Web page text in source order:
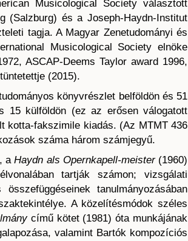
Musicological Society választott
(Salzburg) és a Joseph-Haydn-Institut
tagja. A Magyar Zenetudományi és
Musicological Society elnöke
ASCAP-Deems Taylor award 1996,
(2015).
könyvrészlet belföldön és 51
15 külföldön (ez az erősen válogatott
kotta-fakszimile kiadás. (Az MTMT 436
száma három számjegyű.
aHaydn als Opernkapell-meister(1960)
tartják számon; vizsgálati
tanulmányozásában
A közelítésmódok széles
című kötet (1981) óta munkájának
valamint Bartók kompozíciós